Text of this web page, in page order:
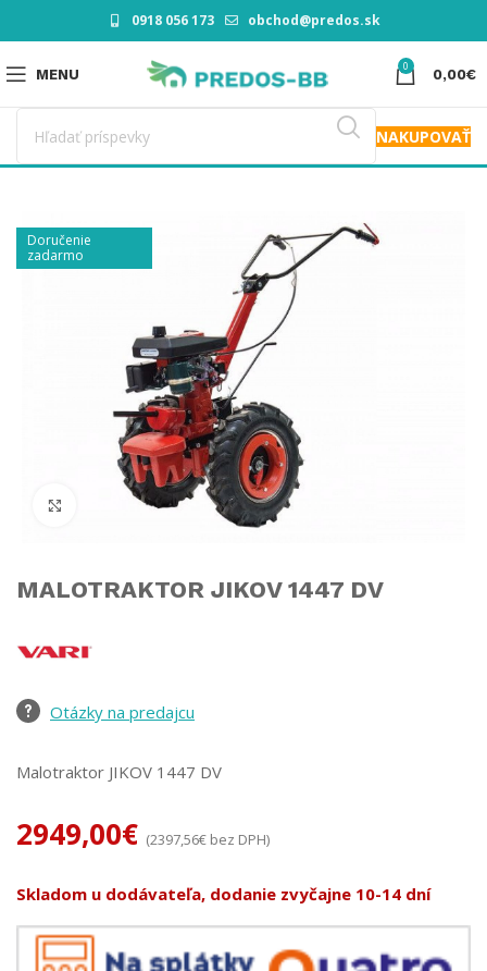
0918 056 173 obchod@predos.sk
MENU 0 0,00€
NAKUPOVAŤ
Doručenie
zadarmo
Click to enlarge
MALOTRAKTOR JIKOV 1447 DV
Otázky na predajcu
Malotraktor JIKOV 1447 DV
2949,00€ (2397,56€ bez DPH)
Skladom u dodávateľa, dodanie zvyčajne 10-14 dní